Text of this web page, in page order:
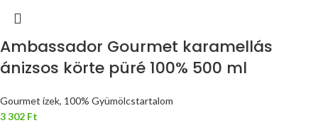
Ambassador Gourmet karamellás
ánizsos körte püré 100% 500 ml
Gourmet ízek, 100% Gyümölcstartalom
3 302 Ft